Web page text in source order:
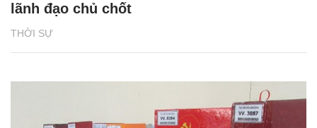
THỜI SỰ
lãnh đạo chủ chốt